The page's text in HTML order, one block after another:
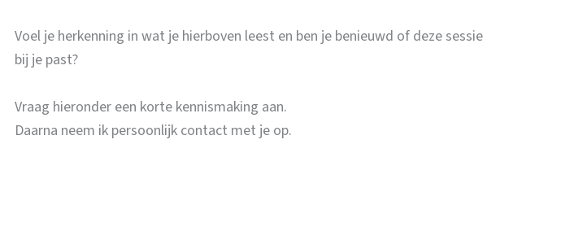
Voel je herkenning in wat je hierboven leest en ben je benieuwd of deze sessie
bij je past?
Vraag hieronder een korte kennismaking aan.
Daarna neem ik persoonlijk contact met je op.